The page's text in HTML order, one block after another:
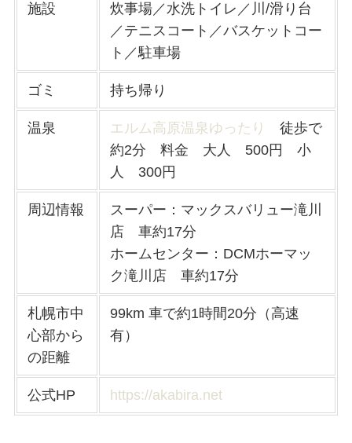
施設
炊事場／水洗トイレ／川/滑り台
／テニスコート／バスケットコー
ト／駐車場
ゴミ 持ち帰り
温泉 エルム高原温泉ゆったり
徒歩で
約2分 料金 大人 500円 小
人 300円
周辺情報
スーパー：マックスバリュー滝川
店 車約17分
ホームセンター：DCMホーマッ
ク滝川店 車約17分
札幌市中
心部から
の距離
99km 車で約1時間20分（高速
有）
公式HP https://akabira.net